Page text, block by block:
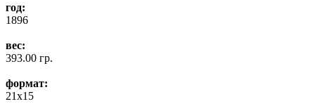
год:
1896
вес:
393.00 гр.
формат:
21x15